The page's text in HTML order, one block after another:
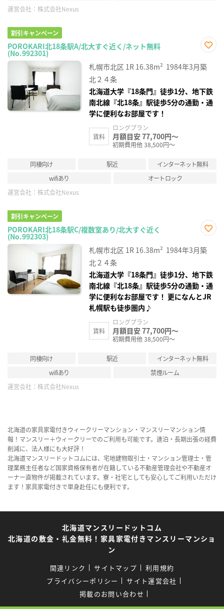
運営会社： 株式会社Nexus
割引キャンペーン
POROKARI北18条駅A/北大すぐ近く/ネット無料
(No.992301)
に入
り登
札幌市北区 1R 16.38m² 1984年3月築
北２４条
北海道大学『18条門』徒歩1分、地下鉄
南北線『北18条』駅徒歩5分の通勤・通
学に便利なお部屋です！
賃料
ロングプラン
月額目安 77,700円～
初期費用他 38,500円～
同棲向け 駅近
インターネット無料
wifiあり
オートロック
運営会社： 株式会社Nexus
割引キャンペーン
POROKARI北18条駅C/複数室あり/北大すぐ近く
(No.992303)
に入
り登
札幌市北区 1R 16.38m² 1984年3月築
北２４条
北海道大学『18条門』徒歩1分、地下鉄
南北線『北18条』駅徒歩5分の通勤・通
学に便利なお部屋です！ 更になんとJR
札幌駅も徒歩圏内♪
賃料
ロングプラン
月額目安 77,700円～
初期費用他 38,500円～
同棲向け 駅近
インターネット無料
wifiあり
禁煙ルーム
運営会社： 株式会社Nexus
北海道の家具家電付きウィークリーマンション・マンスリーマンション情
報！マンスリー＋ウィークリーでのご利用も可能です。連泊・長期出張の経費
削減に、法人様にも大好評！
北海道マンスリードットコムには、宅地建物取引士・マンション管理士・管
理業務主任者など国家資格保有者が在籍している不動産管理会社や不動産オ
ーナー直物件が掲載されています。寮・社宅としても安心してご利用いただけ
ます！家具家電付きで単身赴任にも便利です。
北海道マンスリードットコム
北海道の敷金・礼金無料！家具家電付きマンスリーマンショ
ン
関連リンク サイトマップ
利用規約
プライバシーポリシー
サイト運営会社
掲載のお問い合わせ